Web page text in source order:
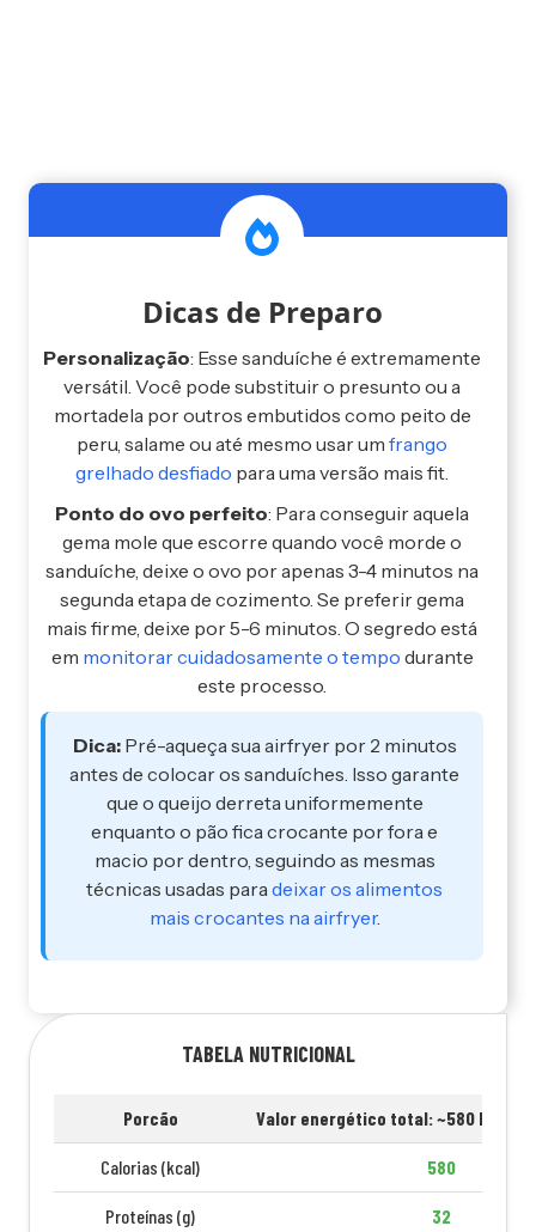
Dicas de Preparo
Personalização: Esse sanduíche é extremamente
versátil. Você pode substituir o presunto ou a
mortadela por outros embutidos como peito de
peru, salame ou até mesmo usar um frango
grelhado desfiado para uma versão mais fit.
Ponto do ovo perfeito: Para conseguir aquela
gema mole que escorre quando você morde o
sanduíche, deixe o ovo por apenas 3-4 minutos na
segunda etapa de cozimento. Se preferir gema
mais firme, deixe por 5-6 minutos. O segredo está
em monitorar cuidadosamente o tempo durante
este processo.
Dica:Pré-aqueça sua airfryer por 2 minutos
antes de colocar os sanduíches. Isso garante
que o queijo derreta uniformemente
enquanto o pão fica crocante por fora e
macio por dentro, seguindo as mesmas
técnicas usadas paradeixar os alimentos
mais crocantes na airfryer.
TABELA NUTRICIONAL
Porcão Valor energético total: ~580 kcal
Calorias (kcal) 580
Proteínas (g) 32